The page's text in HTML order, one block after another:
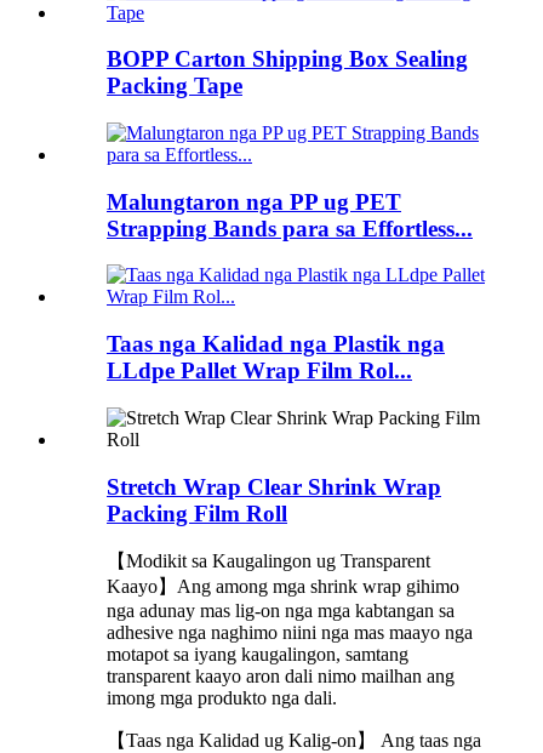
BOPP Carton Shipping Box Sealing
Packing Tape
Malungtaron nga PP ug PET
Strapping Bands para sa Effortless...
Taas nga Kalidad nga Plastik nga
LLdpe Pallet Wrap Film Rol...
Stretch Wrap Clear Shrink Wrap
Packing Film Roll
【Modikit sa Kaugalingon ug Transparent
Kaayo】Ang among mga shrink wrap gihimo
nga adunay mas lig-on nga mga kabtangan sa
adhesive nga naghimo niini nga mas maayo nga
motapot sa iyang kaugalingon, samtang
transparent kaayo aron dali nimo mailhan ang
imong mga produkto nga dali.
【Taas nga Kalidad ug Kalig-on】 Ang taas nga